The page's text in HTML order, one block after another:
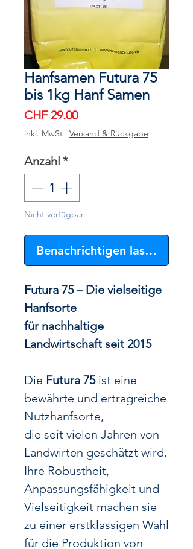
Hanfsamen Futura 75
bis 1kg Hanf Samen
CHF 29.00Preis
inkl. MwSt | Versand & Rückgabe
Anzahl *
Nicht verfügbar
Benachrichtigen lassen
Futura 75 – Die vielseitige
Hanfsorte
für nachhaltige
Landwirtschaft seit 2015
Die Futura 75ist eine
bewährte und ertragreiche
Nutzhanfsorte,
die seit vielen Jahren von
Landwirten geschätzt wird.
Ihre Robustheit,
Anpassungsfähigkeit und
Vielseitigkeit machen sie
zu einer erstklassigen Wahl
für die Produktion von